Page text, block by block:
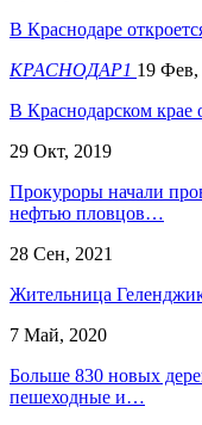
В Краснодаре
КРАСНОДАР1 19 Фев,
В Краснодарском крае
29 Окт, 2019
​Прокуроры начали
нефтью пловцов…
28 Сен, 2021
Жительница
7 Май, 2020
Больше 830 новых
пешеходные и…